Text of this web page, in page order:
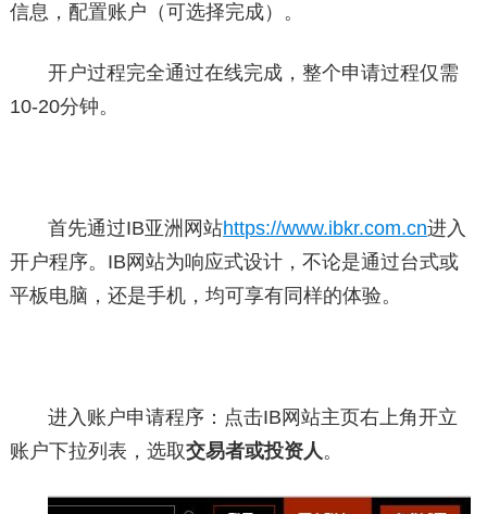
信息，配置账户（可选择完成）。
开户过程完全通过在线完成，整个申请过程仅需
10-20分钟。
首先通过IB亚洲网站https://www.ibkr.com.cn进入
开户程序。IB网站为响应式设计，不论是通过台式或
平板电脑，还是手机，均可享有同样的体验。
进入账户申请程序：点击IB网站主页右上角开立
账户下拉列表，选取交易者或投资人。